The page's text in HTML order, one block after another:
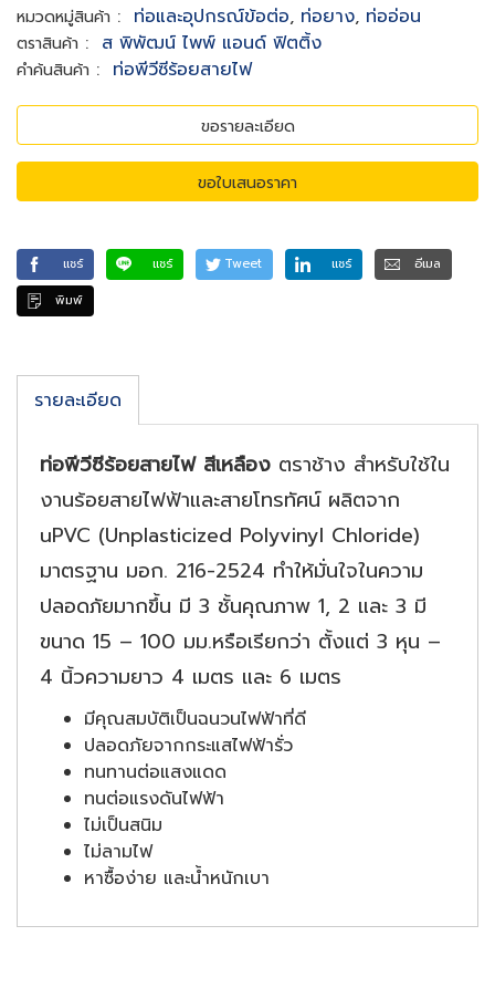
หมวดหมู่สินค้า : ท่อและอุปกรณ์ข้อต่อ, ท่อยาง, ท่ออ่อน
ตราสินค้า : ส พิพัฒน์ ไพพ์ แอนด์ ฟิตติ้ง
คำค้นสินค้า : ท่อพีวีซีร้อยสายไฟ
ขอรายละเอียด
ขอใบเสนอราคา
แชร์ แชร์ Tweet แชร์
อีเมล
พิมพ์
รายละเอียด
ท่อพีวีซีร้อยสายไฟ สีเหลือง ตราช้าง สำหรับใช้ใน
งานร้อยสายไฟฟ้าและสายโทรทัศน์ ผลิตจาก
uPVC (Unplasticized Polyvinyl Chloride)
มาตรฐาน มอก. 216-2524 ทำให้มั่นใจในความ
ปลอดภัยมากขึ้น มี 3 ชั้นคุณภาพ 1, 2 และ 3 มี
ขนาด 15 – 100 มม.หรือเรียกว่า ตั้งแต่ 3 หุน –
4 นิ้วความยาว 4 เมตร และ 6 เมตร
มีคุณสมบัติเป็นฉนวนไฟฟ้าที่ดี
ปลอดภัยจากกระแสไฟฟ้ารั่ว
ทนทานต่อแสงแดด
ทนต่อแรงดันไฟฟ้า
ไม่เป็นสนิม
ไม่ลามไฟ
หาซื้อง่าย และน้ำหนักเบา